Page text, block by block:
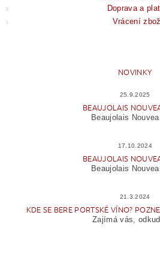
Doprava a
Vrácení
NOVINKY
25.9.2025
BEAUJOLAIS
Beaujolais
17.10.2024
BEAUJOLAIS
Beaujolais
21.3.2024
KDE SE BERE PORTSKÉ VÍNO?
Zajímá vás, odkud